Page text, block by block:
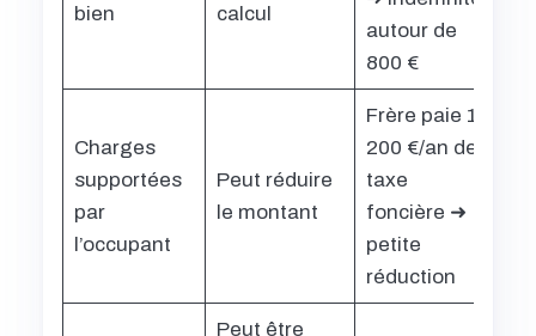
bien
calcul
autour de
800 €
Charges
supportées
par
l’occupant
Peut réduire
le montant
Frère paie 1
200 €/an de
taxe
foncière ➜
petite
réduction
Peut être